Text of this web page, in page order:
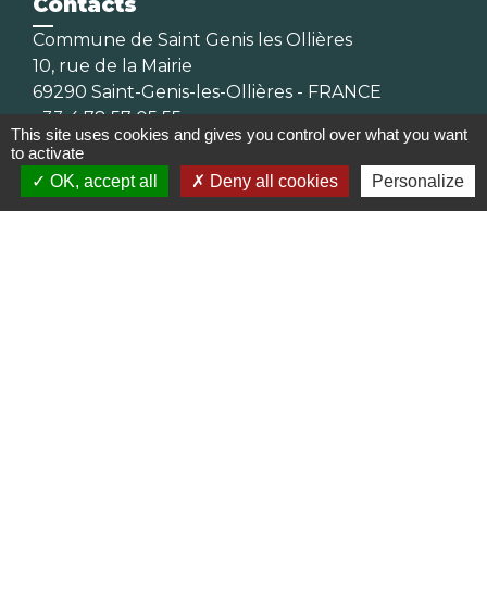
Commune de Saint Genis les Ollières
10, rue de la Mairie
69290 Saint-Genis-les-Ollières - FRANCE
+33 4 78 57 05 55
Contact par formulaire
Horaires
This site uses cookies and gives you control over what you want
to activate
OK, accept all
Deny all cookies Personalize